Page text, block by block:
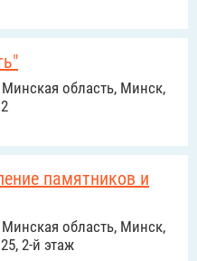
Минская область, Минск,
памятников и
Минская область, Минск,
2-й этаж